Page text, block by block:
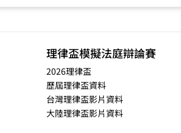
理律盃模擬法庭辯論賽
2026理律盃
歷屆理律盃資料
台灣理律盃影片資料
大陸理律盃影片資料